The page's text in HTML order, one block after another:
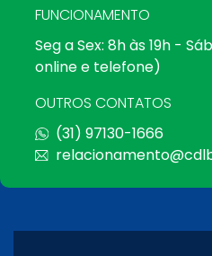
FUNCIONAMENTO
Seg a Sex: 8h às 19h -
online e telefone)
OUTROS CONTATOS
(31) 97130-1666